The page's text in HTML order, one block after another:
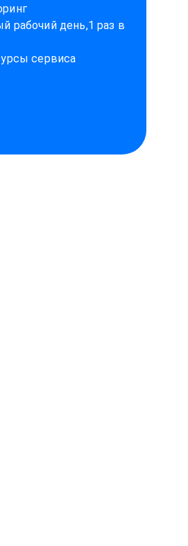
рабочий день,1 раз в
сервиса